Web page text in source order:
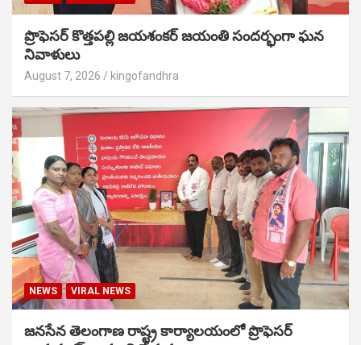
ప్రొఫెసర్ కొత్తపల్లి జయశంకర్ జయంతి సందర్భంగా ఘన
నివాళులు
August 7, 2026 kingofandhra
NEWS VIRAL NEWS
జనసేన తెలంగాణ రాష్ట్ర కార్యాలయంలో ప్రొఫెసర్